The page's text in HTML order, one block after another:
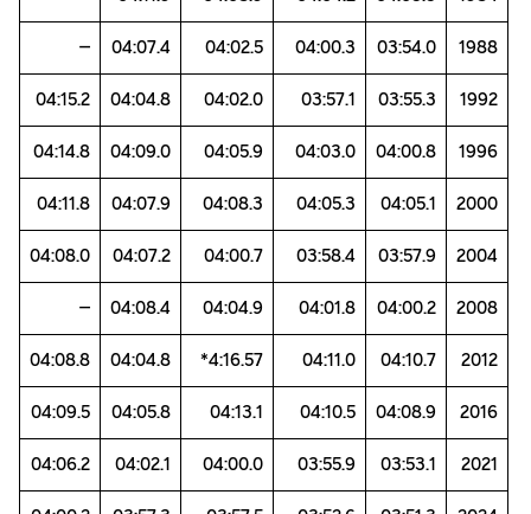
1988
03:54.0
04:00.3
04:02.5
04:07.4
–
1992
03:55.3
03:57.1
04:02.0
04:04.8
04:15.2
1996
04:00.8
04:03.0
04:05.9
04:09.0
04:14.8
2000
04:05.1
04:05.3
04:08.3
04:07.9
04:11.8
2004
03:57.9
03:58.4
04:00.7
04:07.2
04:08.0
2008
04:00.2
04:01.8
04:04.9
04:08.4
–
2012
04:10.7
04:11.0
4:16.57*
04:04.8
04:08.8
2016
04:08.9
04:10.5
04:13.1
04:05.8
04:09.5
2021
03:53.1
03:55.9
04:00.0
04:02.1
04:06.2